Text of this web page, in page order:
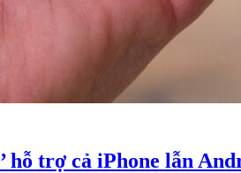
trợ cả iPhone lẫn